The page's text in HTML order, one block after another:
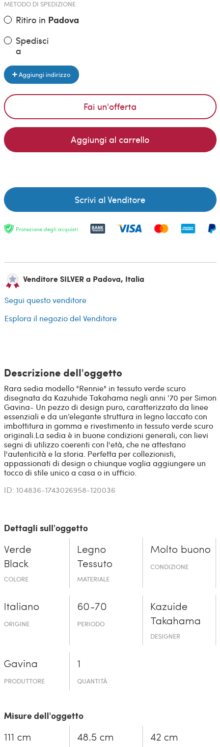
METODO DI SPEDIZIONE
Ritiro in Padova
Spedisci
a
Aggiungi indirizzo
Fai un'offerta
Aggiungi al carrello
Scrivi al Venditore
Protezione degli acquisti
Venditore SILVER a Padova, Italia
Segui questo venditore
Esplora il negozio del Venditore
Descrizione dell'oggetto
Rara sedia modello "Rennie" in tessuto verde scuro
disegnata da Kazuhide Takahama negli anni ‘70 per Simon
Gavina- Un pezzo di design puro, caratterizzato da linee
essenziali e da un’elegante struttura in legno laccato con
imbottitura in gomma e rivestimento in tessuto verde scuro
originali.​ La sedia è in buone condizioni generali, con lievi
segni di utilizzo coerenti con l'età, che ne attestano
l'autenticità e la storia. Perfetta per collezionisti,
appassionati di design o chiunque voglia aggiungere un
tocco di stile unico a casa o in ufficio.
ID: 104836-1743026958-120036
Dettagli sull'oggetto
Verde
Black
COLORE
Legno
Tessuto
MATERIALE
Molto buono
CONDIZIONE
Italiano
ORIGINE
60-70
PERIODO
Kazuide
Takahama
DESIGNER
Gavina
PRODUTTORE
1
QUANTITÀ
Misure dell'oggetto
111 cm 48.5 cm 42 cm